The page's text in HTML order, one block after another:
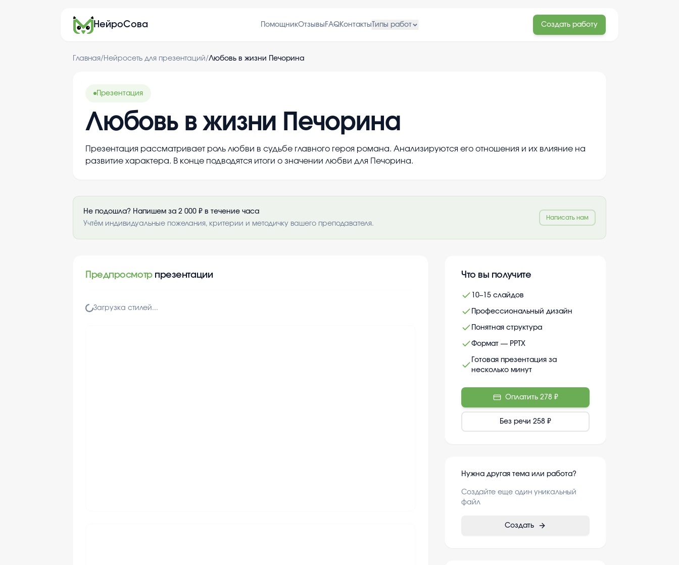
НейроСова ПомощникОтзывы FAQКонтакты Типы работ Создать работу
Главная/ Нейросеть для презентаций/Любовь в жизни Печорина
Презентация
Любовь в жизни Печорина
Презентация рассматривает роль любви в судьбе главного героя романа. Анализируются его отношения и их влияние на
развитие характера. В конце подводятся итоги о значении любви для Печорина.
Не подошла? Напишем за 2 000 ₽ в течение часа
Учтём индивидуальные пожелания, критерии и методичку вашего преподавателя.
Написать нам
Предпросмотр презентации
Загрузка стилей...
Что вы получите
10–15 слайдов
Профессиональный дизайн
Понятная структура
Формат — PPTX
Готовая презентация за
несколько минут
Оплатить 278 ₽
Без речи 258 ₽
Нужна другая тема или работа?
Создайте еще один уникальный
файл
Создать